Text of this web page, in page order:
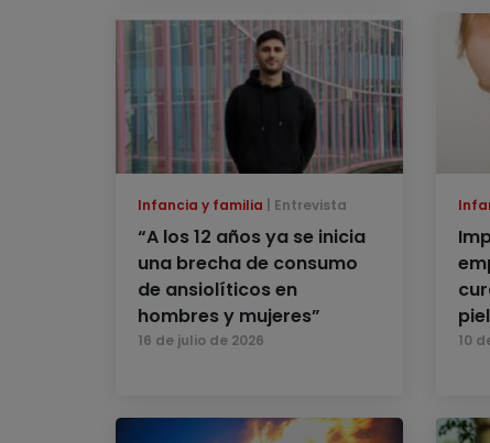
Infancia y familia Entrevista
“A los 12 años ya se inicia
una brecha de consumo
de ansiolíticos en
hombres y mujeres”
16 de julio de 2026 10